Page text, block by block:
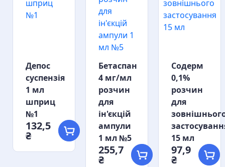
Депос
суспензія
1 мл
шприц
№1
132,5
₴
Бетаспан
4 мг/мл
розчин
для
ін'єкцій
ампули
1 мл №5
255,7
₴
Содерм
0,1%
розчин
для
15 мл
97,9
₴